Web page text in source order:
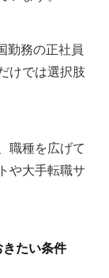
勤務の正社員
けでは選択肢
職種を広げて
や大手転職サ
たい条件